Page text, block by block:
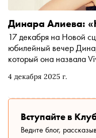
4 декабря 2025 г.
Динара Алиева:
17 декабря на Новой
юбилейный вечер
который она назвала
Большого театра. В
Виллазоном,
желании сняться в кино
Вступайте в
Ведите блог,